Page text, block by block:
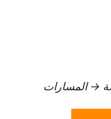
→ المسارات